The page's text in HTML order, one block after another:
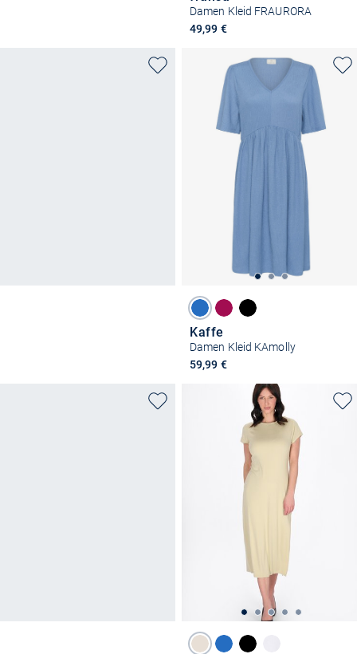
Damen Kleid FRAURORA
49,99 €
Kaffe
Damen Kleid KAmolly
59,99 €